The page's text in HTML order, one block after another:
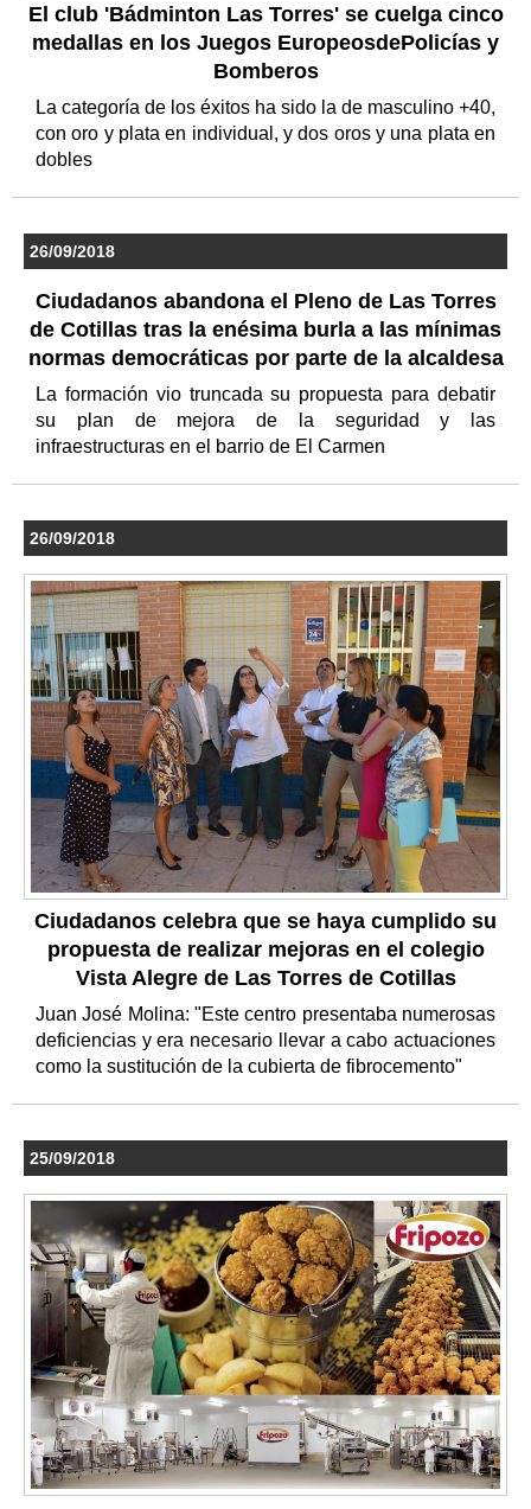
El club 'Bádminton Las Torres' se cuelga cinco
medallas en los Juegos EuropeosdePolicías y
Bomberos
La categoría de los éxitos ha sido la de masculino +40,
con oro y plata en individual, y dos oros y una plata en
dobles
26/09/2018
Ciudadanos abandona el Pleno de Las Torres
de Cotillas tras la enésima burla a las mínimas
normas democráticas por parte de la alcaldesa
La formación vio truncada su propuesta para debatir
su plan de mejora de la seguridad y las
infraestructuras en el barrio de El Carmen
26/09/2018
Ciudadanos celebra que se haya cumplido su
propuesta de realizar mejoras en el colegio
Vista Alegre de Las Torres de Cotillas
Juan José Molina: "Este centro presentaba numerosas
deficiencias y era necesario llevar a cabo actuaciones
como la sustitución de la cubierta de fibrocemento"
25/09/2018